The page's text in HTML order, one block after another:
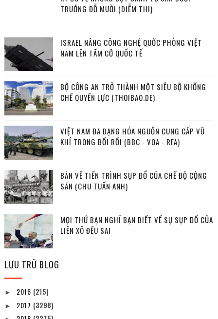
TRƯỚNG ĐỖ MƯỜI (DIỄM THI)
ISRAEL NÂNG CÔNG NGHỆ QUỐC PHÒNG VIỆT
NAM LÊN TẦM CỠ QUỐC TẾ
BỘ CÔNG AN TRỞ THÀNH MỘT SIÊU BỘ KHỐNG
CHẾ QUYỀN LỰC (THOIBAO.DE)
VIỆT NAM ĐA DẠNG HÓA NGUỒN CUNG CẤP VŨ
KHÍ TRONG BỐI RỐI (BBC - VOA - RFA)
BÀN VỀ TIẾN TRÌNH SỤP ĐỔ CỦA CHẾ ĐỘ CỘNG
SẢN (CHU TUẤN ANH)
MỌI THỨ BẠN NGHĨ BẠN BIẾT VỀ SỰ SỤP ĐỔ CỦA
LIÊN XÔ ĐỀU SAI
LƯU TRỮ BLOG
► 2016 (215)
► 2017 (3298)